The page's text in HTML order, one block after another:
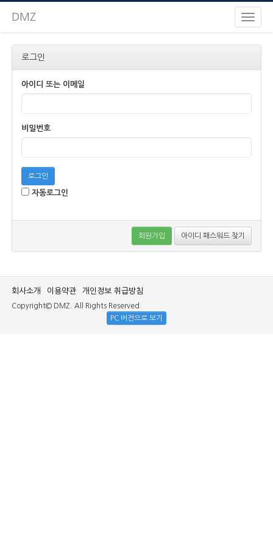
DMZ
로그인
아이디 또는 이메일
비밀번호
로그인
자동로그인
회원가입 아이디 패스워드 찾기
회사소개 이용약관 개인정보 취급방침
Copyright© DMZ. All Rights Reserved.
PC 버전으로 보기